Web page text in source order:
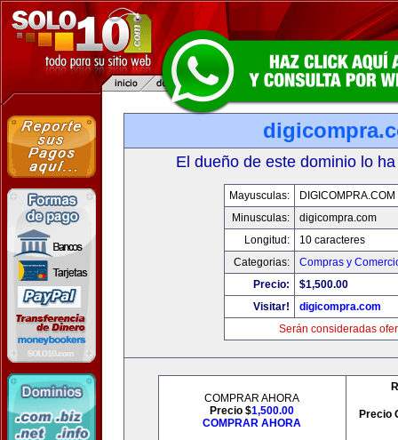
El dueño de este dominio lo
Mayusculas:
DIGICOMPRA.COM
Minusculas:
digicompra.com
Longitud:
10 caracteres
Categorias:
Compras y
Precio:
$1,500.00
Visitar!
digicompra.com
Serán consideradas
COMPRAR AHORA
Precio $1,500.00
COMPRAR AHORA
Precio